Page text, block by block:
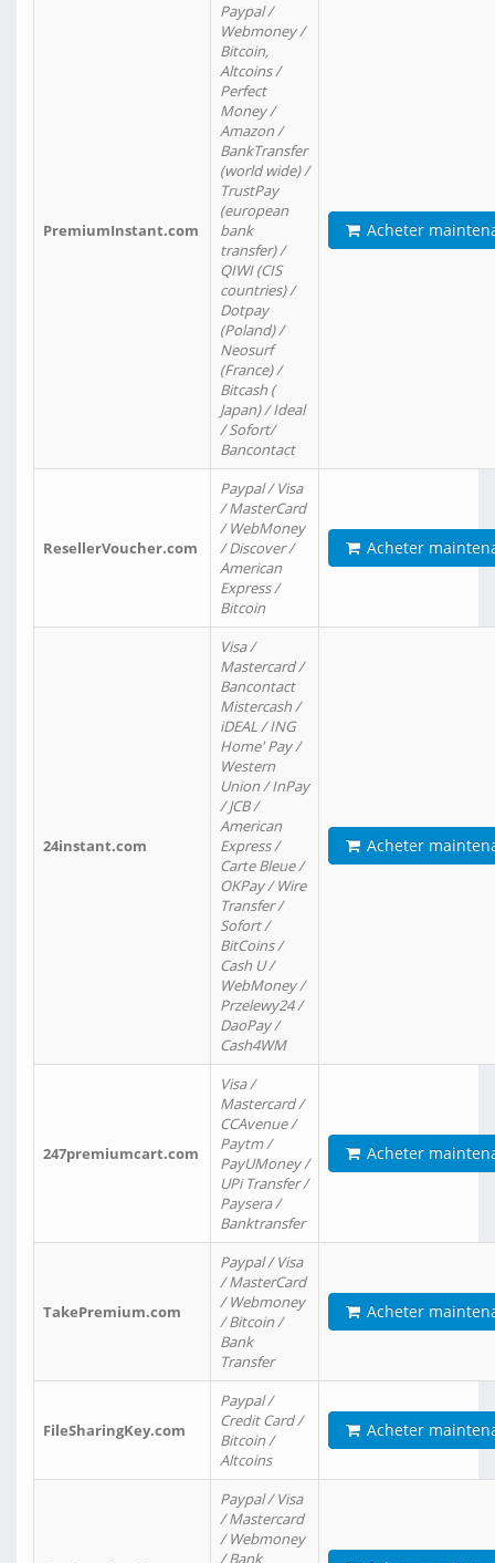
PremiumInstant.com
Paypal /
Webmoney /
Bitcoin,
Altcoins /
Perfect
Money /
Amazon /
BankTransfer
(world wide) /
TrustPay
(european
bank
transfer) /
QIWI (CIS
countries) /
Dotpay
(Poland) /
Neosurf
(France) /
Bitcash (
Japan) / Ideal
/ Sofort/
Bancontact
Acheter
ResellerVoucher.com
Paypal / Visa
/ MasterCard
/ WebMoney
/ Discover /
American
Express /
Bitcoin
Acheter
24instant.com
Visa /
Mastercard /
Bancontact
Mistercash /
iDEAL / ING
Home' Pay /
Western
Union / InPay
/ JCB /
American
Express /
Carte Bleue /
OKPay / Wire
Transfer /
Sofort /
BitCoins /
Cash U /
WebMoney /
Przelewy24 /
DaoPay /
Cash4WM
Acheter
247premiumcart.com
Visa /
Mastercard /
CCAvenue /
Paytm /
PayUMoney /
UPi Transfer /
Paysera /
Banktransfer
Acheter
TakePremium.com
Paypal / Visa
/ MasterCard
/ Webmoney
/ Bitcoin /
Bank
Transfer
Acheter
FileSharingKey.com
Paypal /
Credit Card /
Bitcoin /
Altcoins
Acheter
Paypal / Visa
/ Mastercard
/ Webmoney
/ Bank